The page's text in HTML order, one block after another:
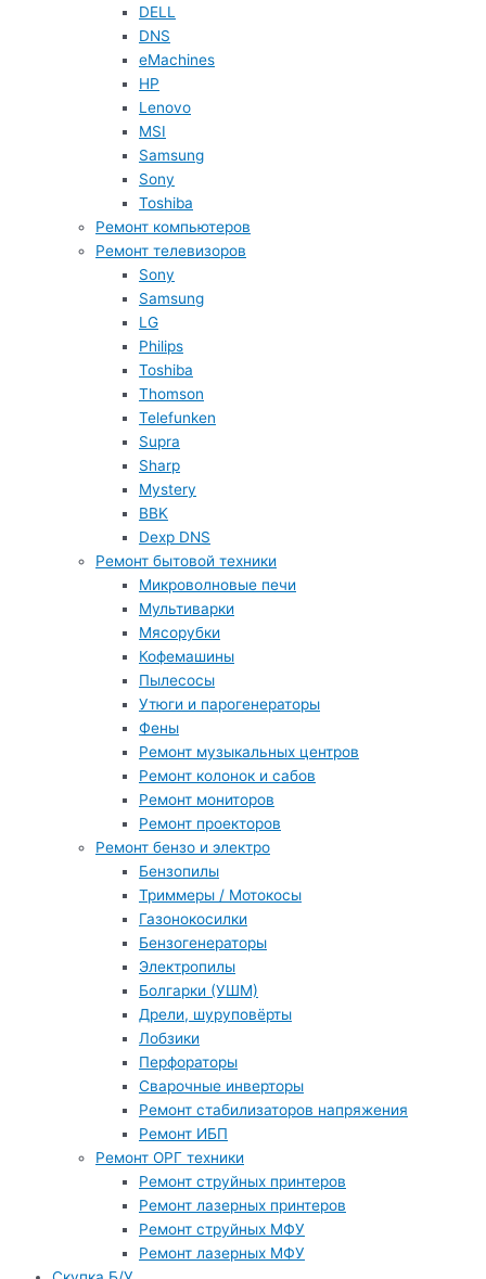
DELL
DNS
eMachines
HP
Lenovo
MSI
Samsung
Sony
Toshiba
Ремонт компьютеров
Ремонт телевизоров
Sony
Samsung
LG
Philips
Toshiba
Thomson
Telefunken
Supra
Sharp
Mystery
BBK
Dexp DNS
Ремонт бытовой техники
Микроволновые печи
Мультиварки
Мясорубки
Кофемашины
Пылесосы
Утюги и парогенераторы
Фены
Ремонт музыкальных центров
Ремонт колонок и сабов
Ремонт мониторов
Ремонт проекторов
Ремонт бензо и электро
Бензопилы
Триммеры / Мотокосы
Газонокосилки
Бензогенераторы
Электропилы
Болгарки (УШМ)
Дрели, шуруповёрты
Лобзики
Перфораторы
Сварочные инверторы
Ремонт стабилизаторов напряжения
Ремонт ИБП
Ремонт ОРГ техники
Ремонт струйных принтеров
Ремонт лазерных принтеров
Ремонт струйных МФУ
Ремонт лазерных МФУ